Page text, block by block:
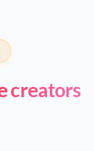
creators